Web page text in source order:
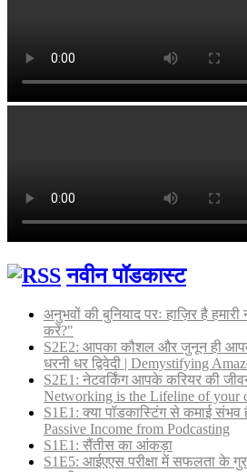
नवीन पॉडकास्ट
अनुभवों की बुनियाद परः हाज़िर है
करें?"
S2E2: आपका कौशल और जुनून ही
धरनी धर द्विवेदी | Demystifying
S2E1: नेटवर्किंग आपके करियर की
Networking is the Lifeline of your
S1E1: क्या पॉडकास्टिंग से कमाई
Passive Income from Podcasting
S1E1: सैंतीस का आंकड़ा
S1E5: आईएएस परीक्षा में सफलता के